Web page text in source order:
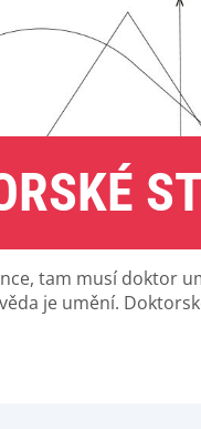
tam musí doktor
je umění.